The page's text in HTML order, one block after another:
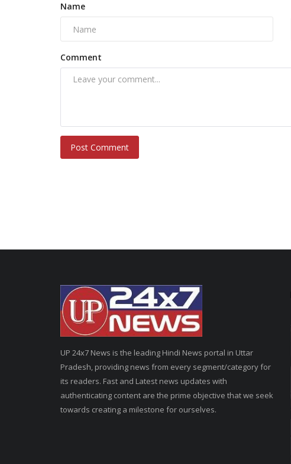
Name
Comment
Post Comment
UP 24x7 News is the leading Hindi News portal in Uttar
Pradesh, providing news from every segment/category for
its readers. Fast and Latest news updates with
authenticating content are the prime objective that we seek
towards creating a milestone for ourselves.